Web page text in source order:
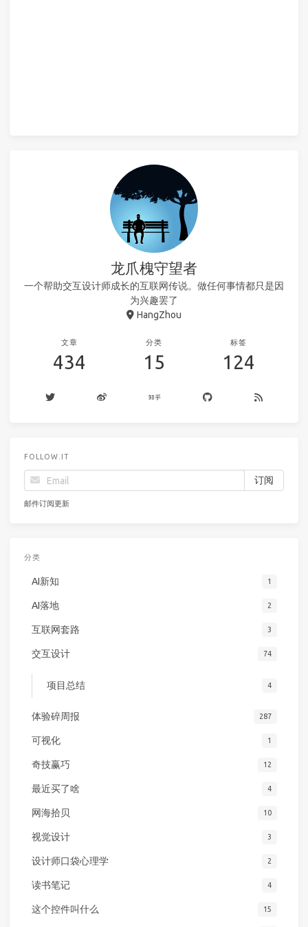
龙爪槐守望者
一个帮助交互设计师成长的互联网传说。做任何事情都只是因
为兴趣罢了
HangZhou
文章
434
分类
15
标签
124
FOLLOW.IT
邮件订阅更新
分类
AI新知 1
AI落地 2
互联网套路 3
交互设计 74
项目总结 4
体验碎周报 287
可视化 1
奇技赢巧 12
最近买了啥 4
网海拾贝 10
视觉设计 3
设计师口袋心理学 2
读书笔记 4
这个控件叫什么 15